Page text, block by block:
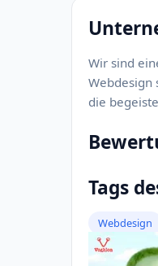
Wir sind
Webdesign
die
Tags
Webdesign